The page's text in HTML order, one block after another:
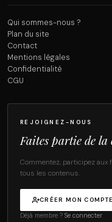
Qui sommes-nous ?
Plan du site
Contact
Mentions légales
Confidentialité
CGU
REJOIGNEZ-NOUS
Faites partie de
Commentez, participez aux
tous les contenus.
CRÉER MON COMPTE
Déjà membre ? Se connecter